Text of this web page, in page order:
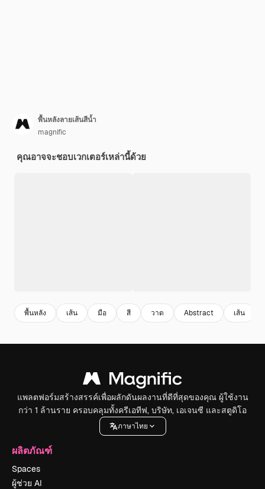
พื้นหลังลายเส้นสีน้ำ
magnific
คุณอาจจะชอบเวกเตอร์เหล่านี้ด้วย
พื้นหลัง เส้น มือ สี วาด Abstract เส้น
แพลตฟอร์มสร้างสรรค์เพื่อผลักดันผลงานที่ดีที่สุดของคุณ ผู้ใช้งาน
กว่า 1 ล้านราย ครอบคลุมทั้งครีเอทีฟ, บริษัท, เอเจนซี และสตูดิโอ
ภาษาไทย
ผลิตภัณฑ์
Spaces
ผู้ช่วย AI